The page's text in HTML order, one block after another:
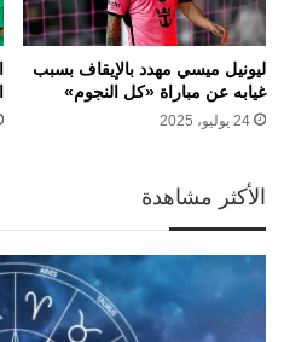
ليونيل ميسي مهدد بالإيقاف بسبب
غيابه عن مباراة «كل النجوم»
24 يوليو، 2025
الأكثر مشاهدة